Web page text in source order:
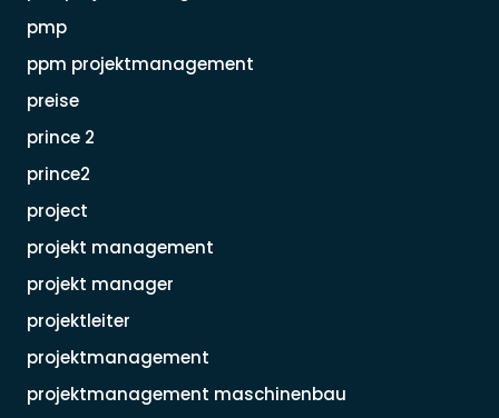
pmp
ppm projektmanagement
preise
prince 2
prince2
project
projekt management
projekt manager
projektleiter
projektmanagement
projektmanagement maschinenbau